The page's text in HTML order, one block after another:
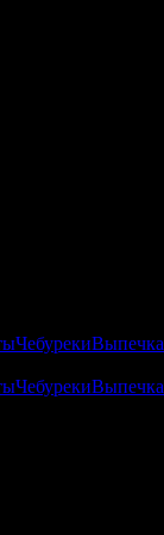
ЧебурекиВыпечка
ЧебурекиВыпечка